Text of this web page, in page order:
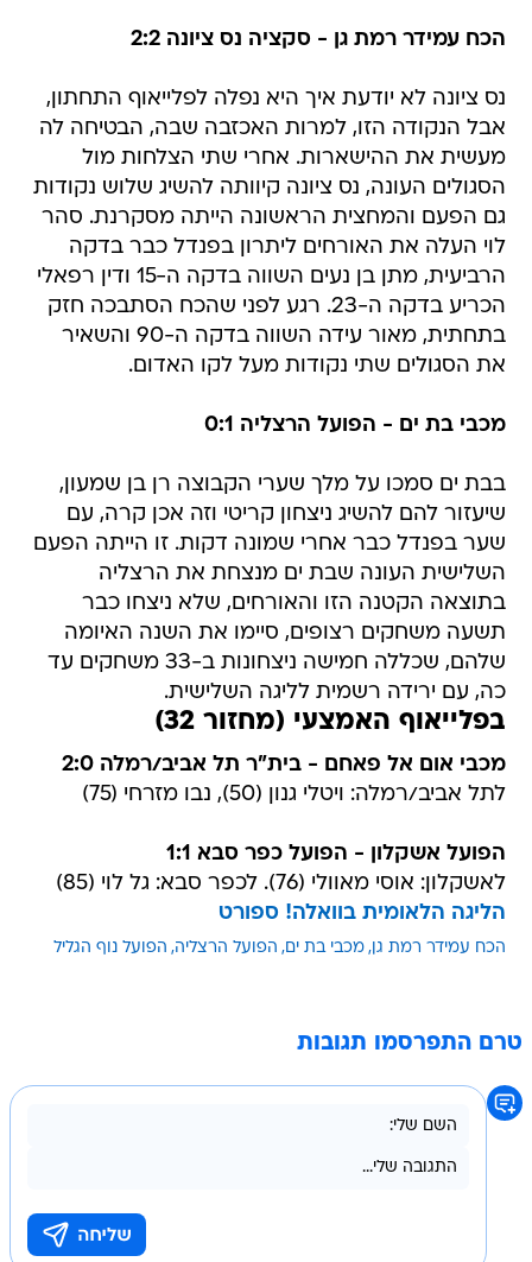
הכח עמידר רמת גן - סקציה נס ציונה 2:2
נס ציונה לא יודעת איך היא נפלה לפלייאוף התחתון,
אבל הנקודה הזו, למרות האכזבה שבה, הבטיחה לה
מעשית את ההישארות. אחרי שתי הצלחות מול
הסגולים העונה, נס ציונה קיוותה להשיג שלוש נקודות
גם הפעם והמחצית הראשונה הייתה מסקרנת. סהר
לוי העלה את האורחים ליתרון בפנדל כבר בדקה
הרביעית, מתן בן נעים השווה בדקה ה-15 ודין רפאלי
הכריע בדקה ה-23. רגע לפני שהכח הסתבכה חזק
בתחתית, מאור עידה השווה בדקה ה-90 והשאיר
את הסגולים שתי נקודות מעל לקו האדום.
מכבי בת ים - הפועל הרצליה 0:1
בבת ים סמכו על מלך שערי הקבוצה רן בן שמעון,
שיעזור להם להשיג ניצחון קריטי וזה אכן קרה, עם
שער בפנדל כבר אחרי שמונה דקות. זו הייתה הפעם
השלישית העונה שבת ים מנצחת את הרצליה
בתוצאה הקטנה הזו והאורחים, שלא ניצחו כבר
תשעה משחקים רצופים, סיימו את השנה האיומה
שלהם, שכללה חמישה ניצחונות ב-33 משחקים עד
כה, עם ירידה רשמית לליגה השלישית.
בפלייאוף האמצעי (מחזור 32)
מכבי אום אל פאחם - בית"ר תל אביב/רמלה 2:0
לתל אביב/רמלה: ויטלי גנון (50), נבו מזרחי (75)
הפועל אשקלון - הפועל כפר סבא 1:1
לאשקלון: אוסי מאוולי (76). לכפר סבא: גל לוי (85)
הליגה הלאומית בוואלה! ספורט
הכח עמידר רמת גן מכבי בת ים הפועל הרצליה הפועל נוף הגליל
טרם התפרסמו תגובות